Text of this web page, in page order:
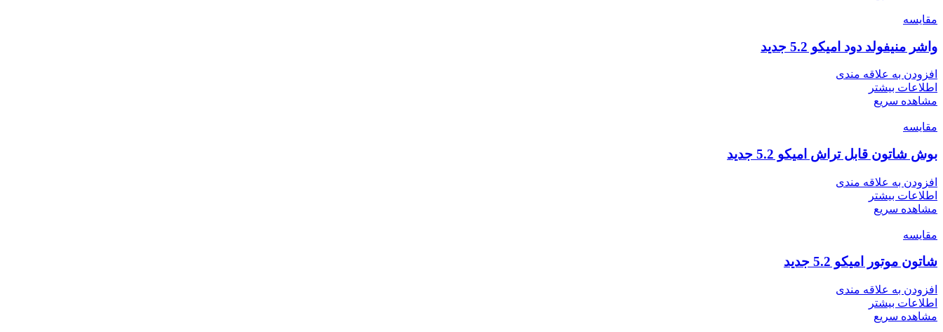
مقایسه
واشر منیفولد دود امیکو 5.2 جدید
افزودن به علاقه مندی
اطلاعات بیشتر
مشاهده سریع
مقایسه
بوش شاتون قابل تراش امیکو 5.2 جدید
افزودن به علاقه مندی
اطلاعات بیشتر
مشاهده سریع
مقایسه
شاتون موتور امیکو 5.2 جدید
افزودن به علاقه مندی
اطلاعات بیشتر
مشاهده سریع